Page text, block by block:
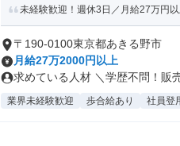
未経験歓迎！週休3日／月給27万円
〒190-0100東京都あきる野市
月給27万2000円以上
求めている人材 ＼学歴不問！販
業界未経験歓迎 歩合給あり 社員登